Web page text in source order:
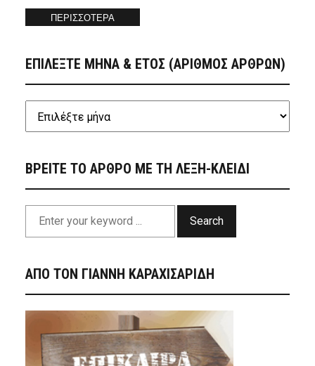
ΠΕΡΙΣΣΟΤΕΡΑ
ΕΠΙΛΕΞΤΕ ΜΗΝΑ & ΕΤΟΣ (ΑΡΙΘΜΟΣ ΑΡΘΡΩΝ)
ΒΡΕΙΤΕ ΤΟ ΑΡΘΡΟ ΜΕ ΤΗ ΛΕΞΗ-ΚΛΕΙΔΙ
Search
ΑΠΟ ΤΟΝ ΓΙΑΝΝΗ ΚΑΡΑΧΙΣΑΡΙΔΗ